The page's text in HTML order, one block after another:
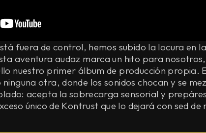
fuera de control, hemos subido la locura en
aventura audaz marca un hito para
nuestro primer álbum de producción propia.
otra, donde los sonidos chocan y se
acepta la sobrecarga sensorial y
único de Kontrust que lo dejará con sed de